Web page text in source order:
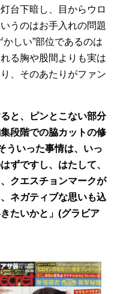
台下暗し、目からウロ
うのはお手入れの問題
しい”部位であるのは
る胸や股間よりも実は
、そのあたりがファン
と、ピンとこない部分
段階での脇カットの修
ういった事情は、いっ
ずですし、はたして、
クエスチョンマークが
ネガティブな思いも込
たいかと」(グラビア